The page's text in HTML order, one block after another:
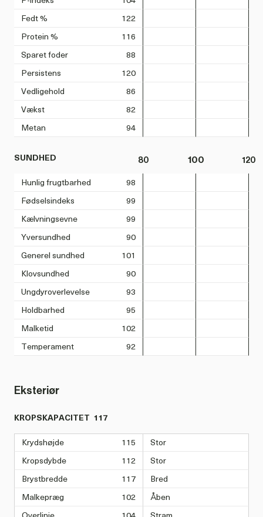
Fedt %
122
Protein %
116
Sparet foder
88
Persistens
120
Vedligehold
86
Vækst
82
Metan
94
SUNDHED 80 100 120
Hunlig frugtbarhed
98
Fødselsindeks
99
Kælvningsevne
99
Yversundhed
90
Generel sundhed
101
Klovsundhed
90
Ungdyroverlevelse
93
Holdbarhed
95
Malketid
102
Temperament
92
Eksteriør
KROPSKAPACITET 117
Krydshøjde 115
Stor
Kropsdybde
112
Stor
Brystbredde
117
Bred
Malkepræg
102
Åben